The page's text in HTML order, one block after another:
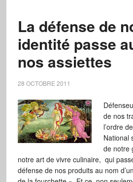
La défense de
identité passe
nos assiettes
28 OCTOBRE 2011
de nos
l’ordre
National
de notre
notre art de vivre culinaire, qui
défense de nos produits au nom